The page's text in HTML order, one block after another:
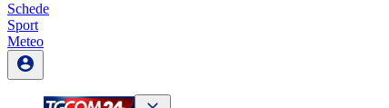
Schede
Sport
Meteo